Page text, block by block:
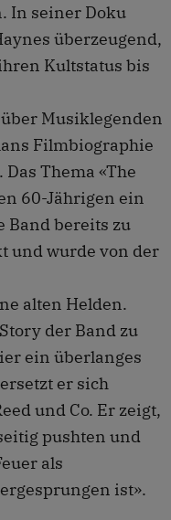
In seiner Doku
überzeugend,
Kultstatus bis
Musiklegenden
Filmbiographie
Das Thema «The
60-Jährigen ein
Band bereits zu
und wurde von der
alten Helden.
der Band zu
ein überlanges
er sich
und Co. Er zeigt,
pushten und
als
ist».